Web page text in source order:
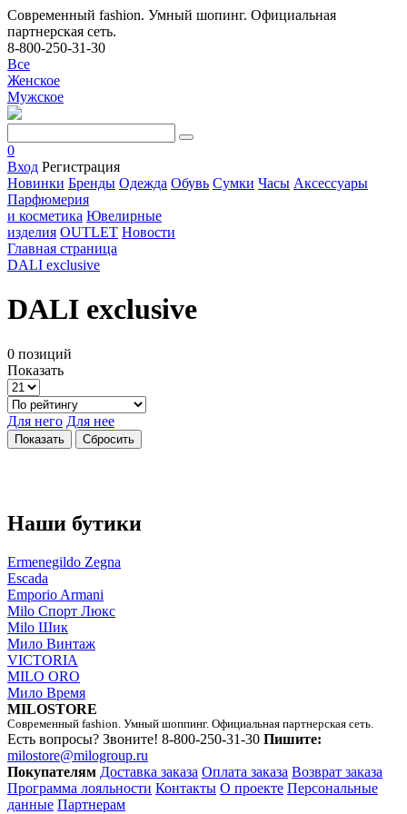
Современный fashion. Умный шопинг. Официальная
партнерская сеть.
8-800-250-31-30
Все
Женское
Мужское
0
Вход Регистрация
Новинки Бренды Одежда Обувь Сумки Часы Аксессуары
Парфюмерия
и косметика Ювелирные
изделия OUTLET Новости
Главная страница
DALI exclusive
DALI exclusive
0 позиций
Показать
Для него Для нее
Наши бутики
Ermenegildo Zegna
Escada
Emporio Armani
Milo Спорт Люкс
Milo Шик
Мило Винтаж
VICTORIA
MILO ORO
Мило Время
MILOSTORE
Современный fashion. Умный шоппинг. Официальная партнерская сеть.
Есть вопросы? Звоните! 8-800-250-31-30 Пишите:
milostore@milogroup.ru
Покупателям Доставка заказа Оплата заказа Возврат заказа
Программа лояльности Контакты О проекте Персональные
данные Партнерам